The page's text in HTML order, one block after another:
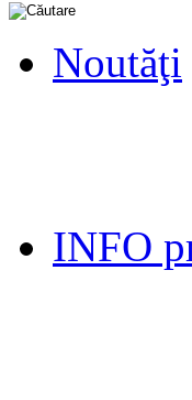
Noutăţi
INFO